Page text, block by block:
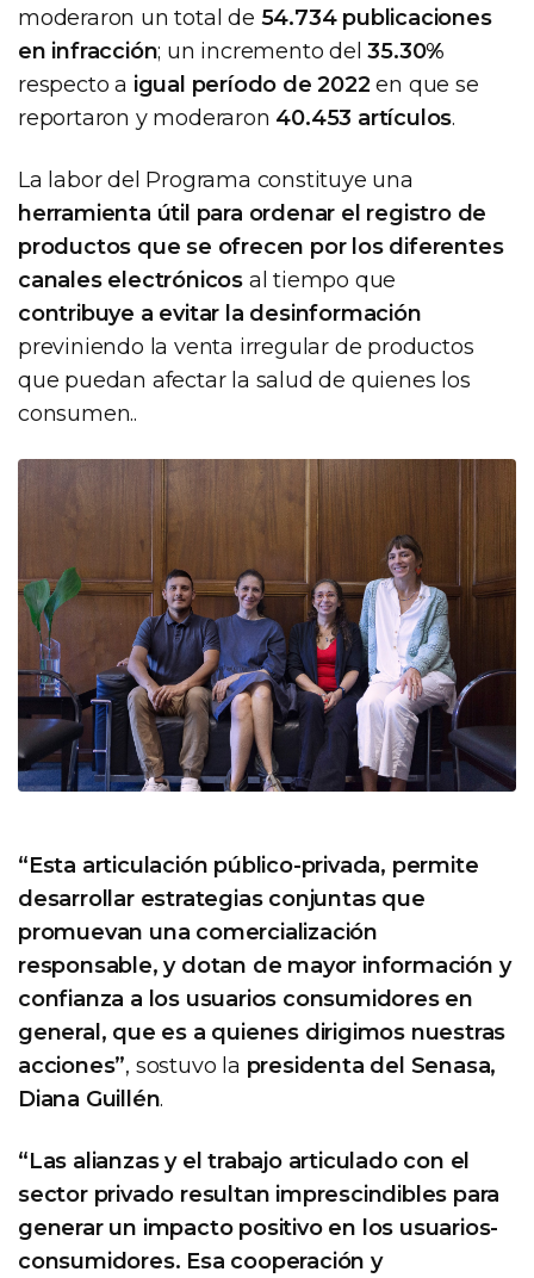
moderaron un total de 54.734 publicaciones
en infracción; un incremento del35.30%
respecto a igual período de 2022 en que se
reportaron y moderaron 40.453 artículos.
La labor del Programa constituye una
herramienta útil para ordenar el registro de
productos que se ofrecen por los diferentes
canales electrónicos al tiempo que
contribuye a evitar la desinformación
previniendo la venta irregular de productos
que puedan afectar la salud de quienes los
consumen..
“Esta articulación público-privada, permite
desarrollar estrategias conjuntas que
promuevan una comercialización
responsable, y dotan de mayor información y
confianza a los usuarios consumidores en
general, que es a quienes dirigimos nuestras
acciones”, sostuvo la presidenta del Senasa,
Diana Guillén.
“Las alianzas y el trabajo articulado con el
sector privado resultan imprescindibles para
generar un impacto positivo en los usuarios-
consumidores. Esa cooperación y